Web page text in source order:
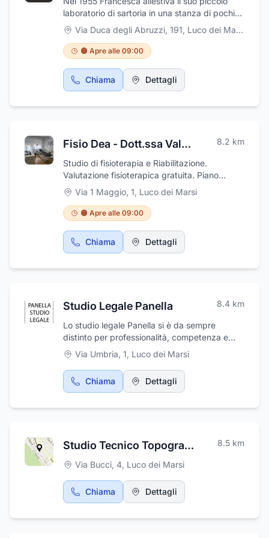
veranda. Disponiamo anche del servizio di
asporto. Nei dintorni di Luco, per chi si vuole
riposare abbiamo anche un servizio camere,
venite a trovarci. Vi aspettiamo!
laboratorio di sartoria in una stanza di pochi
metri quadrati, a Luco dei Marsi. Oggi in un
complesso di 600 m² dedicati allo studio e
alla creazione di ciò che è moda e tendenza
nel settore sposa e alta moda coordina uno
staff di sarte in grado di personalizzare i capi
più esclusivi. Francesca, con le sue figlie
importante di ogni sposa. Francesca Sposi Di
Via Duca degli Abruzzi, 191, Luco dei Marsi
🟠 Apre alle 09:00
Chiama Dettagli
Fisio Dea - Dott.ssa Valentina De Amicis 8.2 km
Studio di fisioterapia e Riabilitazione.
Valutazione fisioterapica gratuita. Piano
terapeutico personalizzato. Terapie manuali e
apparecchiature elettromedicali
Via 1 Maggio, 1, Luco dei Marsi
🟠 Apre alle 09:00
Chiama Dettagli
Studio Legale Panella 8.4 km
Lo studio legale Panella si è da sempre
distinto per professionalità, competenza e
onestà e tratta ogni tipo di contenzioso. Il
qualificato staff dello studio legale Panella
assiste la propria clientela sia con attività di
consulenza stragiudiziale sia con attività
viene svolta attività giudiziaria e stragiudiziale
tributario, diritto penale, diritto amministrativo.
Marsi (AQ), in Via Umbria 1.
Via Umbria, 1, Luco dei Marsi
Chiama Dettagli
Studio Tecnico Topografico Geom. Giovanni Iaboni 8.5 km
Via Bucci, 4, Luco dei Marsi
Chiama Dettagli